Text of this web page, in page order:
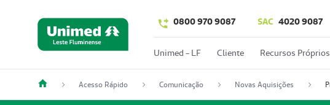
0800 970 9087 SAC 4020 9087
Unimed - LF Cliente Recursos Próprios
Acesso Rápido Comunicação Novas Aquisições